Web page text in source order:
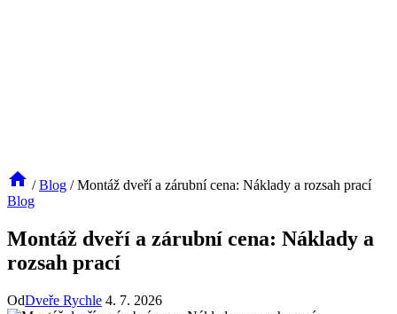
/ Blog / Montáž dveří a zárubní cena: Náklady a rozsah prací
Blog
Montáž dveří a zárubní cena: Náklady a
rozsah prací
OdDveře Rychle 4. 7. 2026